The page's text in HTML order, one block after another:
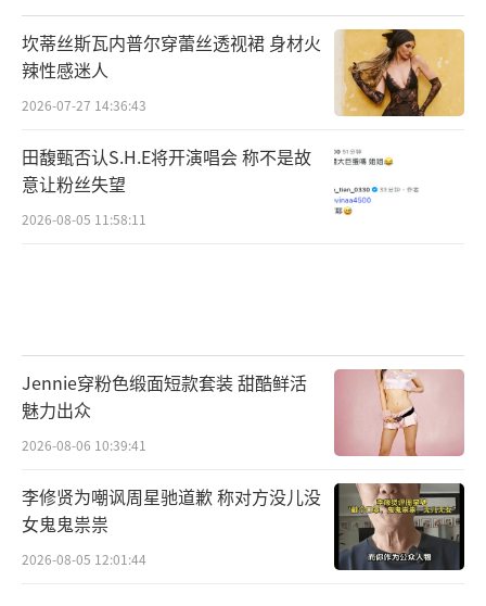
坎蒂丝斯瓦内普尔穿蕾丝透视裙 身材火
辣性感迷人
2026-07-27 14:36:43
田馥甄否认S.H.E将开演唱会 称不是故
意让粉丝失望
2026-08-05 11:58:11
Jennie穿粉色缎面短款套装 甜酷鲜活
魅力出众
2026-08-06 10:39:41
李修贤为嘲讽周星驰道歉 称对方没儿没
女鬼鬼祟祟
2026-08-05 12:01:44